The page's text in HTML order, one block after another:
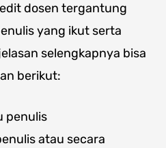
dosen tergantung
yang ikut serta
selengkapnya bisa
berikut:
penulis
atau secara